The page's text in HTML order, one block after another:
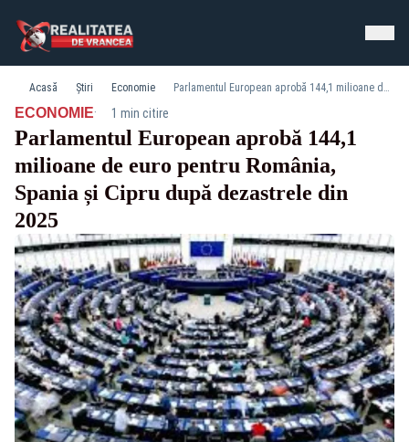
Acasă Știri Economie Parlamentul European aprobă 144,1 milioane de euro pentru România, Spania și Cipru după dezastrele din 2025
ECONOMIE· 1 min citire
Parlamentul European aprobă 144,1
milioane de euro pentru România,
Spania și Cipru după dezastrele din
2025